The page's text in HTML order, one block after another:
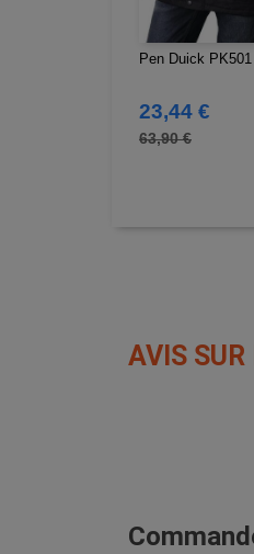
Pen Duick
23,44 €
63,90 €
AVIS